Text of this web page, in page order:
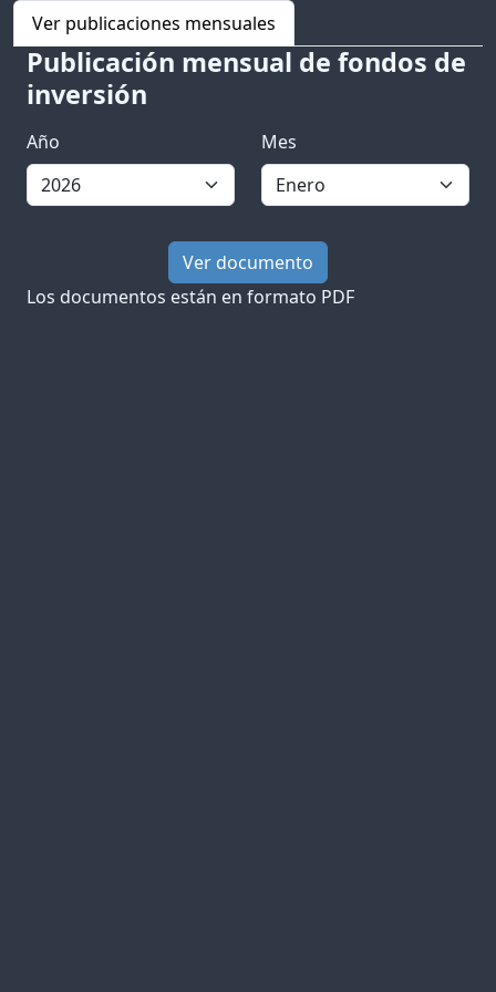
Ver publicaciones mensuales
Publicación mensual de fondos de
inversión
Año Mes
Los documentos están en formato PDF